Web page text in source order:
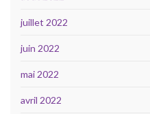
juillet 2022
juin 2022
mai 2022
avril 2022